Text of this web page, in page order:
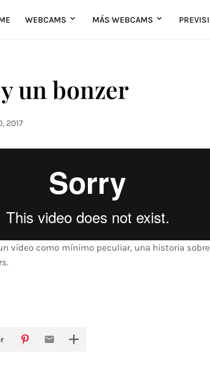
WEBCAMS MÁS WEBCAMS
un bonzer
2017
vídeo como mínimo peculiar, una historia sobre